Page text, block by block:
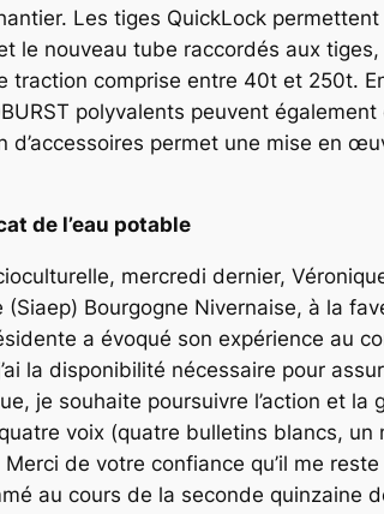
Les tiges QuickLock
le nouveau tube raccordés aux
traction comprise entre 40t et 250t.
polyvalents peuvent
permet une mise en
de l’eau potable
mercredi dernier,
(Siaep) Bourgogne Nivernaise, à la
a évoqué son expérience au
la disponibilité nécessaire pour
je souhaite poursuivre l’action et
voix (quatre bulletins blancs,
de votre confiance qu’il me
au cours de la seconde quinzaine